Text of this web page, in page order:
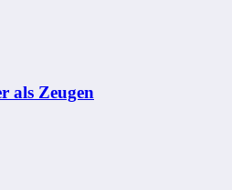
als Zeugen